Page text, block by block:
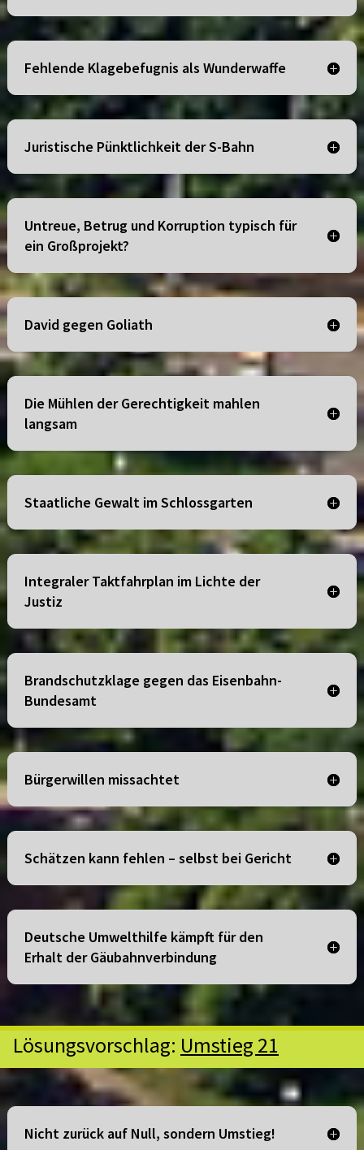
Fehlende Klagebefugnis als Wunderwaffe
Juristische Pünktlichkeit der S-Bahn
Untreue, Betrug und Korruption typisch für
ein Großprojekt?
David gegen Goliath
Die Mühlen der Gerechtigkeit mahlen
langsam
Staatliche Gewalt im Schlossgarten
Integraler Taktfahrplan im Lichte der
Justiz
Brandschutzklage gegen das Eisenbahn-
Bundesamt
Bürgerwillen missachtet
Schätzen kann fehlen – selbst bei Gericht
Deutsche Umwelthilfe kämpft für den
Erhalt der Gäubahnverbindung
Lösungsvorschlag: Umstieg 21
Nicht zurück auf Null, sondern Umstieg!